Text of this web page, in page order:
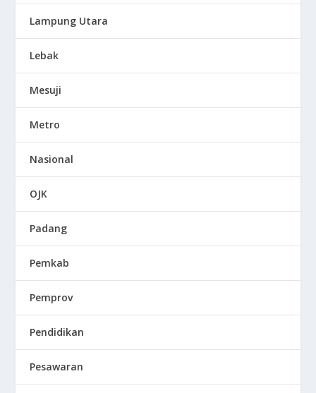
Lampung Utara
Lebak
Mesuji
Metro
Nasional
OJK
Padang
Pemkab
Pemprov
Pendidikan
Pesawaran